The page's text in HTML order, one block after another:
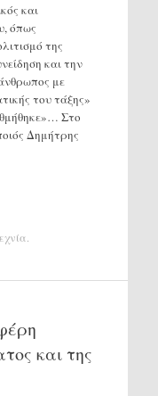
και
όπως
της
και την
με
του τάξης»
Στο
Δημήτρης
και της